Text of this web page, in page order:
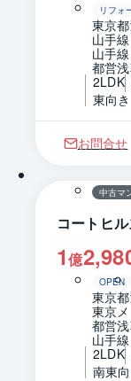
リフォ
東京
山手
山手
都営
2LDK
東向き
お問合せ
中古マ
コートヒ
1億
OPEN
東京
東京
都営
山手
2LDK
南東